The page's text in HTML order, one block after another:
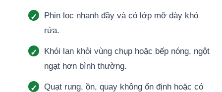
Phin lọc nhanh đầy và có lớp mỡ dày khó
rửa.
Khói lan khỏi vùng chụp hoặc bếp nóng, ngột
ngạt hơn bình thường.
Quạt rung, ồn, quay không ổn định hoặc có